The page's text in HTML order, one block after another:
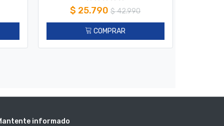
$ 25.790 $42.990
COMPRAR
informado